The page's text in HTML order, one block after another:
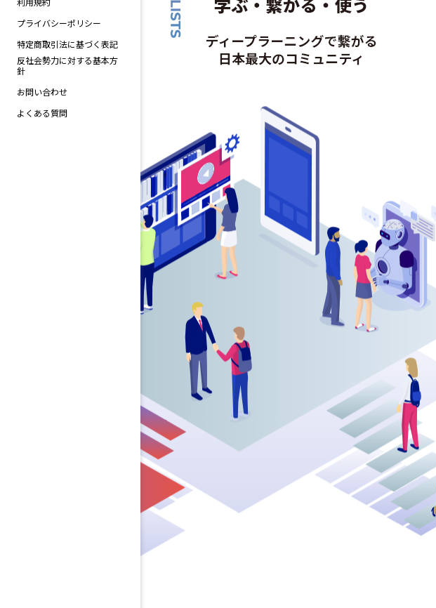
利用規約
プライバシーポリシー
特定商取引法に基づく表記
反社会勢力に対する基本方
針
お問い合わせ
よくある質問